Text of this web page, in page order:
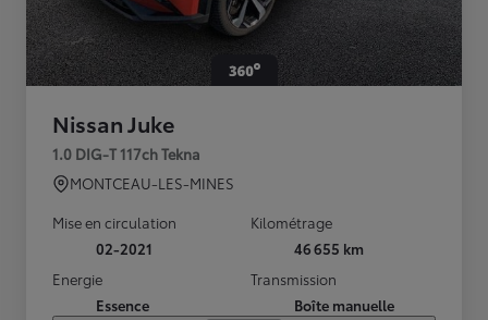
Nissan Juke
1.0 DIG-T 117ch Tekna
MONTCEAU-LES-MINES
Mise en circulation
02-2021
Kilométrage
46 655 km
Energie
Essence
Transmission
Boîte manuelle